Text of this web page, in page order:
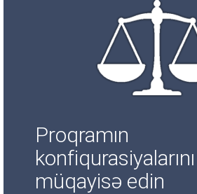
Proqramın
konfiqurasiyalarını
müqayisə edin